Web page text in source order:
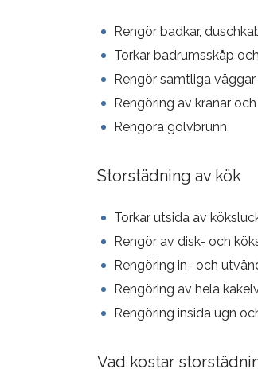
Rengör badkar,
Torkar badrumsskåp
Rengör samtliga väggar
Rengöring av kranar
Rengöra golvbrunn
Storstädning av kök
Torkar utsida av
Rengör av disk- och
Rengöring in- och
Rengöring av hela
Rengöring insida ugn
Vad kostar